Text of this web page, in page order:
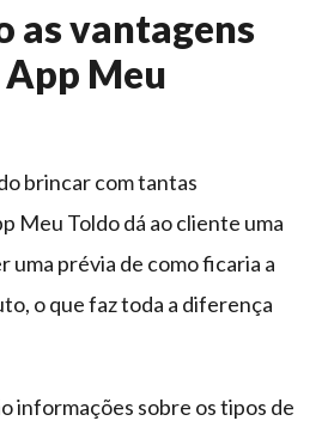
as vantagens
App Meu
brincar com tantas
Meu Toldo dá ao cliente uma
uma prévia de como ficaria a
o que faz toda a diferença
informações sobre os tipos de